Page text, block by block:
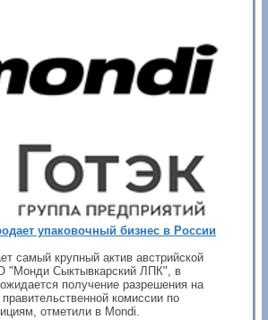
упаковочный бизнес в России
самый крупный актив австрийской
"Монди Сыктывкарский ЛПК", в
получение разрешения на
комиссии по
отметили в Mondi.